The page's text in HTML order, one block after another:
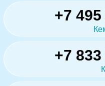
+7
+7